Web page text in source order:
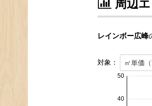
レインボー広峰
対象： ㎡単価
40
50